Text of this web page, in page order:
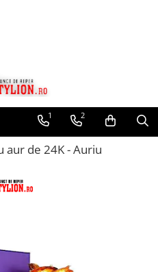
1 2
aur de 24K - Auriu